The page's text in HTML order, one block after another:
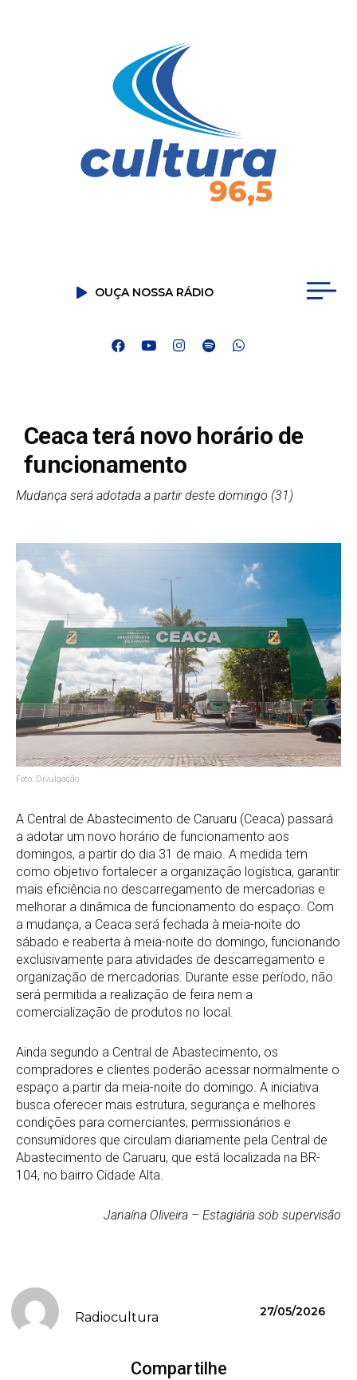
OUÇA NOSSA RÁDIO
Ceaca terá novo horário de
funcionamento
Mudança será adotada a partir deste domingo (31)
Foto: Divulgação
A Central de Abastecimento de Caruaru (Ceaca) passará
a adotar um novo horário de funcionamento aos
domingos, a partir do dia 31 de maio. A medida tem
como objetivo fortalecer a organização logística, garantir
mais eficiência no descarregamento de mercadorias e
melhorar a dinâmica de funcionamento do espaço. Com
a mudança, a Ceaca será fechada à meia-noite do
sábado e reaberta à meia-noite do domingo, funcionando
exclusivamente para atividades de descarregamento e
organização de mercadorias. Durante esse período, não
será permitida a realização de feira nem a
comercialização de produtos no local.
Ainda segundo a Central de Abastecimento, os
compradores e clientes poderão acessar normalmente o
espaço a partir da meia-noite do domingo. A iniciativa
busca oferecer mais estrutura, segurança e melhores
condições para comerciantes, permissionários e
consumidores que circulam diariamente pela Central de
Abastecimento de Caruaru, que está localizada na BR-
104, no bairro Cidade Alta.
Janaína Oliveira – Estagiária sob supervisão
Radiocultura 27/05/2026
Compartilhe